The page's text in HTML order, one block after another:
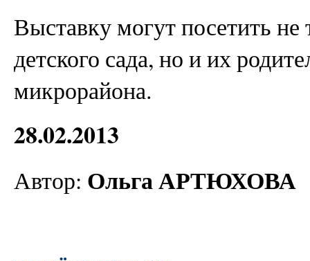
Выставку могут посетить не
детского сада, но и их
микрорайона.
28.02.2013
Автор: Ольга АРТЮХОВА